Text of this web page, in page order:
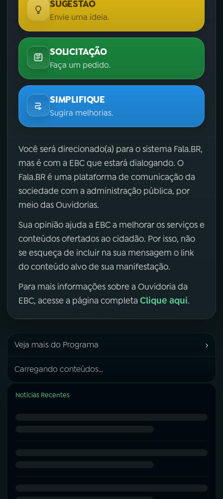
SUGESTÃO
Envie uma ideia.
SOLICITAÇÃO
Faça um pedido.
SIMPLIFIQUE
Sugira melhorias.
Você será direcionado(a) para o sistema Fala.BR,
mas é com a EBC que estará dialogando. O
Fala.BR é uma plataforma de comunicação da
sociedade com a administração pública, por
meio das Ouvidorias.
Sua opinião ajuda a EBC a melhorar os serviços e
conteúdos ofertados ao cidadão. Por isso, não
se esqueça de incluir na sua mensagem o link
do conteúdo alvo de sua manifestação.
Para mais informações sobre a Ouvidoria da
EBC, acesse a página completa Clique aqui.
Veja mais do Programa ›
Carregando conteúdos...
Notícias Recentes